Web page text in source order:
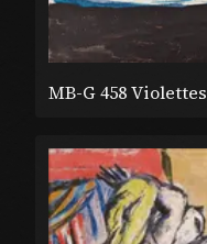
MB-G 458